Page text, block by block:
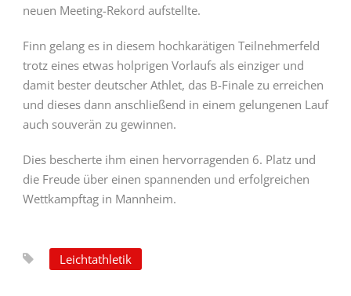
neuen Meeting-Rekord aufstellte.
Finn gelang es in diesem hochkarätigen Teilnehmerfeld
trotz eines etwas holprigen Vorlaufs als einziger und
damit bester deutscher Athlet, das B-Finale zu erreichen
und dieses dann anschließend in einem gelungenen Lauf
auch souverän zu gewinnen.
Dies bescherte ihm einen hervorragenden 6. Platz und
die Freude über einen spannenden und erfolgreichen
Wettkampftag in Mannheim.
Leichtathletik